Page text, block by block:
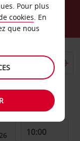
Pour plus
cookies. En
que nous